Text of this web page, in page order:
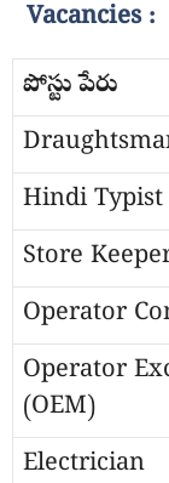
Vacancies :
పోస్టు పేరు
Hindi Typist
Store
Operator
Operator
(OEM)
Electrician